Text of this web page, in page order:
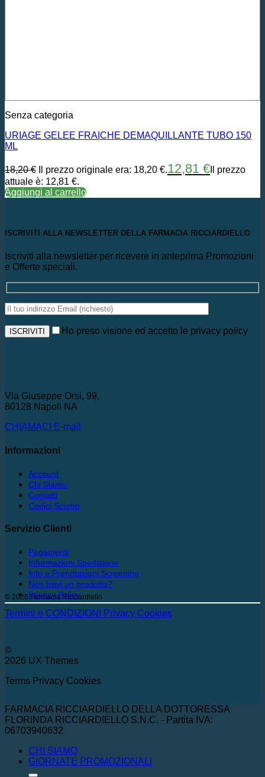
Senza categoria
URIAGE GELEE FRAICHE DEMAQUILLANTE TUBO 150
ML
18,20€ Il prezzo originale era: 18,20 €.12,81 € Il prezzo
attuale è: 12,81 €.
Aggiungi al carrello
ISCRIVITI ALLA NEWSLETTER DELLA FARMACIA RICCIARDIELLO
Iscriviti alla newsletter per ricevere in anteprima Promozioni
e Offerte speciali.
Ho preso visione ed accetto le privacy policy
Via Giuseppe Orsi, 99,
80128 Napoli NA
CHIAMACI
E-mail
Informazioni
Account
Chi Siamo
Contatti
Codici Sconto
Servizio Clienti
Pagamenti
Informazioni Spedizione
Info e Prenotazioni Screening
Non trovi un prodotto?
Privacy Policy
© 2026 Farmacia Ricciardiello
Termini e CONDIZIONI Privacy Cookies
©
2026 UX Themes
Terms Privacy Cookies
FARMACIA RICCIARDIELLO DELLA DOTTORESSA
FLORINDA RICCIARDIELLO S.N.C. - Partita IVA:
06703940632
CHI SIAMO
GIORNATE PROMOZIONALI